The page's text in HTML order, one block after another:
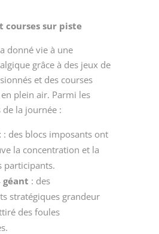
courses sur piste
donné vie à une
grâce à des jeux de
et des courses
plein air. Parmi les
la journée :
: des blocs imposants ont
la concentration et la
participants.
géant : des
stratégiques grandeur
des foules